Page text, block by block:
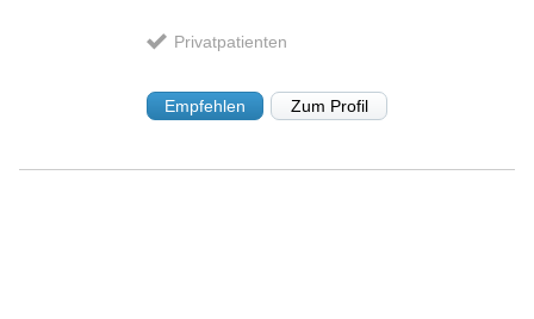
Privatpatienten
Empfehlen Zum Profil